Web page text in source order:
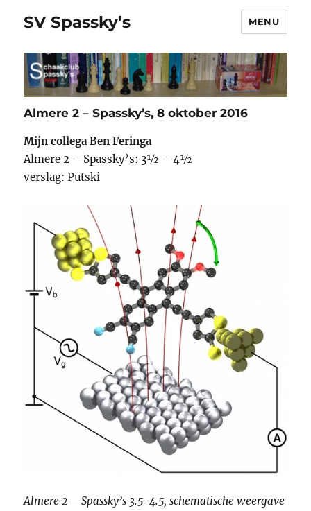
SV Spassky’s MENU
Almere 2 – Spassky’s, 8 oktober 2016
Mijn collega Ben Feringa
Almere 2 – Spassky’s: 3½ – 4½
verslag: Putski
Almere 2 – Spassky’s 3.5-4.5, schematische weergave